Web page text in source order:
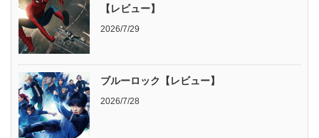
【レビュー】
2026/7/29
ブルーロック【レビュー】
2026/7/28